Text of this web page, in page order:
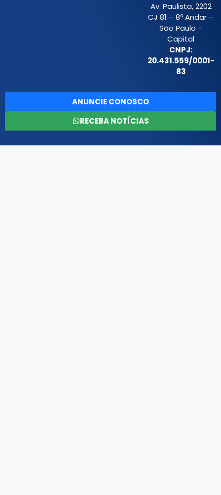
Av. Paulista, 2202
CJ 81 – 8º Andar –
São Paulo –
Capital
CNPJ:
20.431.559/0001-
83
ANUNCIE CONOSCO
RECEBA NOTÍCIAS